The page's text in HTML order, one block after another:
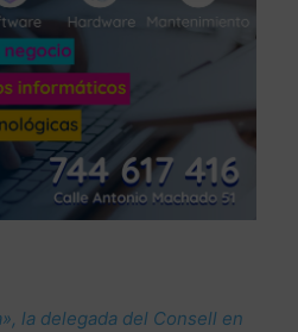
la delegada del Consell en